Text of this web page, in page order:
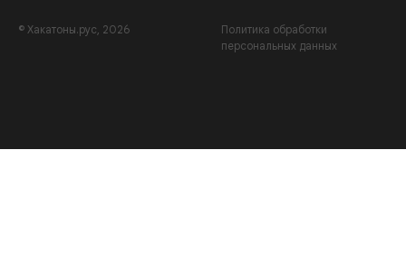
© Хакатоны.рус, 2026
Политика обработки
персональных данных